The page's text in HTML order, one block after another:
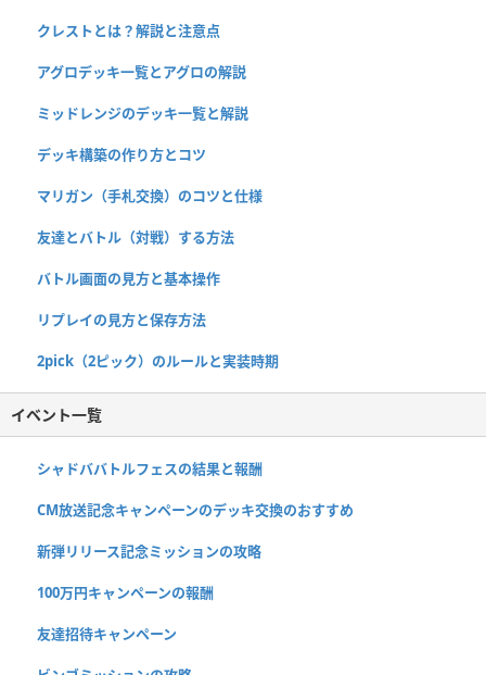
クレストとは？解説と注意点
アグロデッキ一覧とアグロの解説
ミッドレンジのデッキ一覧と解説
デッキ構築の作り方とコツ
マリガン（手札交換）のコツと仕様
友達とバトル（対戦）する方法
バトル画面の見方と基本操作
リプレイの見方と保存方法
2pick（2ピック）のルールと実装時期
イベント一覧
シャドババトルフェスの結果と報酬
CM放送記念キャンペーンのデッキ交換のおすすめ
新弾リリース記念ミッションの攻略
100万円キャンペーンの報酬
友達招待キャンペーン